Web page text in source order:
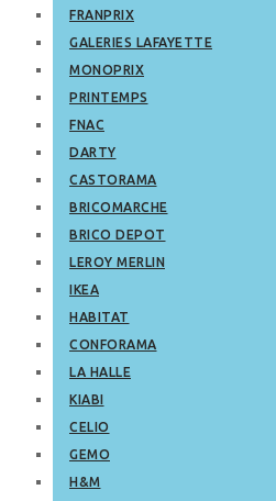
FRANPRIX
GALERIES LAFAYETTE
MONOPRIX
PRINTEMPS
FNAC
DARTY
CASTORAMA
BRICOMARCHE
BRICO DEPOT
LEROY MERLIN
IKEA
HABITAT
CONFORAMA
LA HALLE
KIABI
CELIO
GEMO
H&M